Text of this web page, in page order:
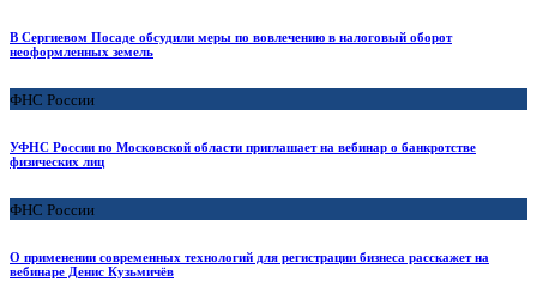
В Сергиевом Посаде обсудили меры по вовлечению в налоговый оборот
неоформленных земель
ФНС России
УФНС России по Московской области приглашает на вебинар о банкротстве
физических лиц
ФНС России
О применении современных технологий для регистрации бизнеса расскажет на
вебинаре Денис Кузьмичёв